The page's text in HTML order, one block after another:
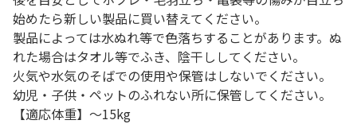
始めたら新しい製品に買い替えてください。
製品によっては水ぬれ等で色落ちすることがあります。ぬ
れた場合はタオル等でふき、陰干ししてください。
火気や水気のそばでの使用や保管はしないでください。
幼児・子供・ペットのふれない所に保管してください。
【適応体重】～15kg